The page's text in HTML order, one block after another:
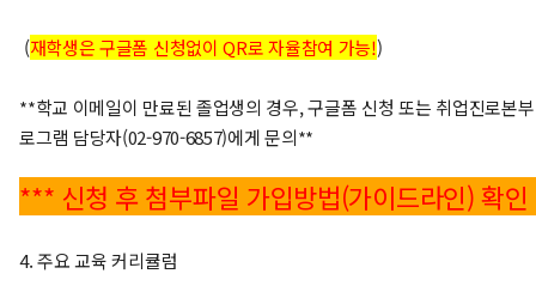
(재학생은 구글폼 신청없이 QR로 자율참여 가능!)
**학교 이메일이 만료된 졸업생의 경우, 구글폼 신청 또는 취업진로본
로그램 담당자(02-970-6857)에게 문의**
*** 신청 후 첨부파일 가입방법(가이드라인) 확
4. 주요 교육 커리큘럼